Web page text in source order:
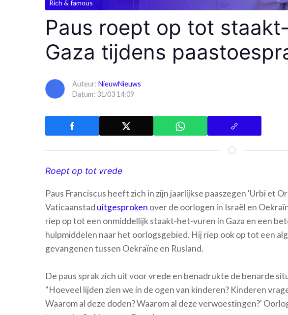
Rich & famous
Paus roept op tot
Gaza tijdens
Auteur: NieuwNieuws
Datum: 31/03 14:09
Roept op tot vrede
Paus Franciscus heeft zich in zijn jaarlijkse paaszegen 'Urbi et
Vaticaanstad uitgesproken over de oorlogen in Israël en
riep op tot een onmiddellijk staakt-het-vuren in Gaza en een
hulpmiddelen naar het oorlogsgebied. Hij riep ook op tot een
gevangenen tussen Oekraïne en Rusland.
De paus sprak zich uit voor vrede en benadrukte de benarde
"Hoeveel lijden zien we in de ogen van kinderen? Kinderen
Waarom al deze doden? Waarom al deze verwoestingen?'